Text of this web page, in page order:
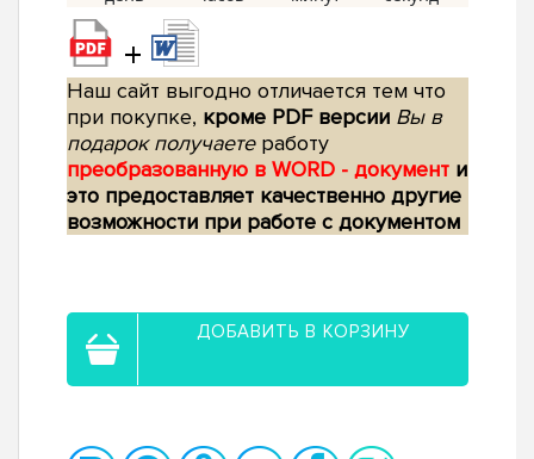
+
Наш сайт выгодно отличается тем что
при покупке, кроме PDF версии Вы в
подарок получаетеработу
преобразованную в WORD - документ и
это предоставляет качественно другие
возможности при работе с документом
ДОБАВИТЬ В КОРЗИНУ